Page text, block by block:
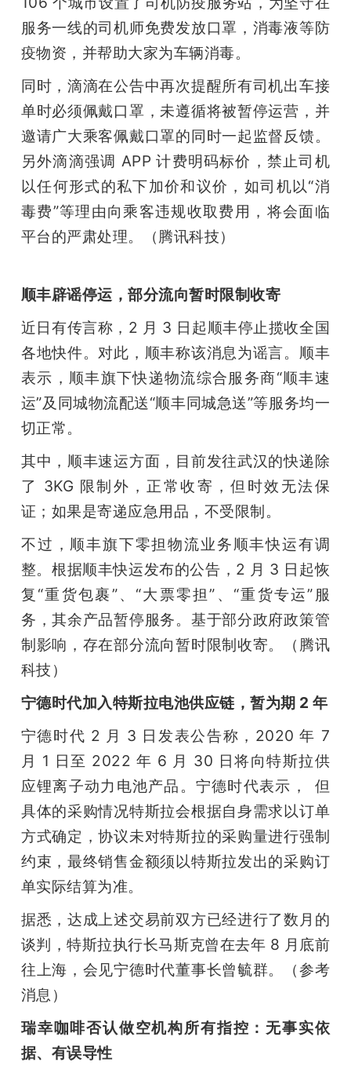
服务一线的司机师免费发放口罩，消毒液等防
疫物资，并帮助大家为车辆消毒。
同时，滴滴在公告中再次提醒所有司机出车接
单时必须佩戴口罩，未遵循将被暂停运营，并
邀请广大乘客佩戴口罩的同时一起监督反馈。
另外滴滴强调 APP 计费明码标价，禁止司机
以任何形式的私下加价和议价，如司机以“消
毒费”等理由向乘客违规收取费用，将会面临
平台的严肃处理。（腾讯科技）
顺丰辟谣停运，部分流向暂时限制收寄
近日有传言称，2 月 3 日起顺丰停止揽收全国
各地快件。对此，顺丰称该消息为谣言。顺丰
表示，顺丰旗下快递物流综合服务商“顺丰速
运”及同城物流配送“顺丰同城急送”等服务均一
切正常。
其中，顺丰速运方面，目前发往武汉的快递除
了 3KG 限制外，正常收寄，但时效无法保
证；如果是寄递应急用品，不受限制。
不过，顺丰旗下零担物流业务顺丰快运有调
整。根据顺丰快运发布的公告，2 月 3 日起恢
复“重货包裹”、“大票零担”、“重货专运”服
务，其余产品暂停服务。基于部分政府政策管
制影响，存在部分流向暂时限制收寄。（腾讯
科技）
宁德时代加入特斯拉电池供应链，暂为期 2 年
宁德时代 2 月 3 日发表公告称，2020 年 7
月 1 日至 2022 年 6 月 30 日将向特斯拉供
应锂离子动力电池产品。宁德时代表示，	但
具体的采购情况特斯拉会根据自身需求以订单
方式确定，协议未对特斯拉的采购量进行强制
约束，最终销售金额须以特斯拉发出的采购订
单实际结算为准。
据悉，达成上述交易前双方已经进行了数月的
谈判，特斯拉执行长马斯克曾在去年 8 月底前
往上海，会见宁德时代董事长曾毓群。（参考
消息）
瑞幸咖啡否认做空机构所有指控：无事实依
据、有误导性